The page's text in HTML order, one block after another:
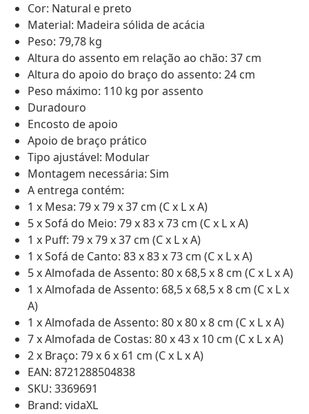
Cor: Natural e preto
Material: Madeira sólida de acácia
Peso: 79,78 kg
Altura do assento em relação ao chão: 37 cm
Altura do apoio do braço do assento: 24 cm
Peso máximo: 110 kg por assento
Duradouro
Encosto de apoio
Apoio de braço prático
Tipo ajustável: Modular
Montagem necessária: Sim
A entrega contém:
1 x Mesa: 79 x 79 x 37 cm (C x L x A)
5 x Sofá do Meio: 79 x 83 x 73 cm (C x L x A)
1 x Puff: 79 x 79 x 37 cm (C x L x A)
1 x Sofá de Canto: 83 x 83 x 73 cm (C x L x A)
5 x Almofada de Assento: 80 x 68,5 x 8 cm (C x L x A)
1 x Almofada de Assento: 68,5 x 68,5 x 8 cm (C x L x
A)
1 x Almofada de Assento: 80 x 80 x 8 cm (C x L x A)
7 x Almofada de Costas: 80 x 43 x 10 cm (C x L x A)
2 x Braço: 79 x 6 x 61 cm (C x L x A)
EAN: 8721288504838
SKU: 3369691
Brand: vidaXL